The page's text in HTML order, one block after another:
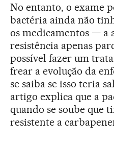
No entanto, o exame
bactéria ainda não
os medicamentos — a
resistência apenas
possível fazer um
frear a evolução da
se saiba se isso teria
artigo explica que a
quando se soube que
resistente a